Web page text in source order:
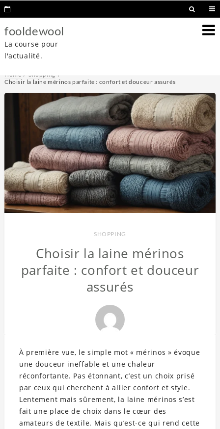
fooldewool
La course pour
l'actualité.
Home
Shopping
Choisir la laine mérinos parfaite : confort et douceur assurés
SHOPPING
Choisir la laine mérinos
parfaite : confort et douceur
assurés
À première vue, le simple mot « mérinos » évoque
une douceur ineffable et une chaleur
réconfortante. Pas étonnant, c’est un choix prisé
par ceux qui cherchent à allier confort et style.
Lentement mais sûrement, la laine mérinos s’est
fait une place de choix dans le cœur des
amateurs de textile. Mais qu’est-ce qui rend cette